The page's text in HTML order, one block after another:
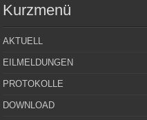
Kurzmenü
AKTUELL
EILMELDUNGEN
PROTOKOLLE
DOWNLOAD